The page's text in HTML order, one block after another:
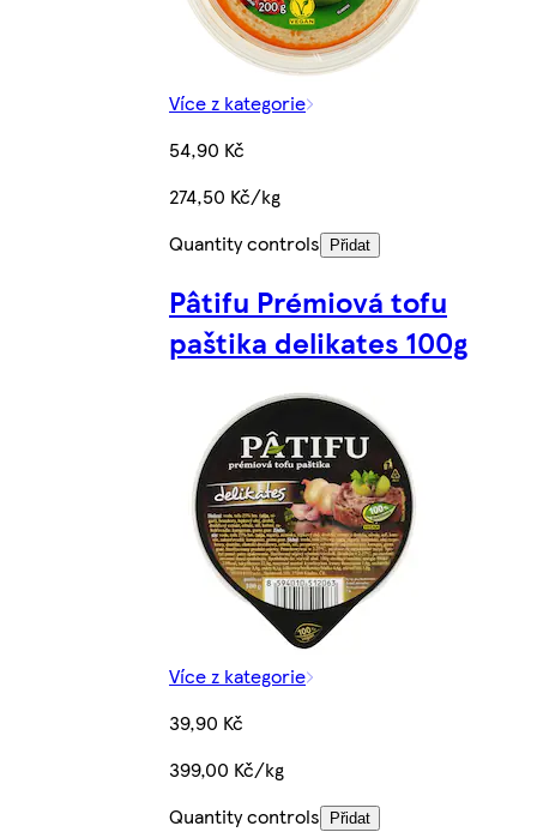
Více z kategorie
54,90 Kč
274,50 Kč/kg
Quantity controls
Přidat
Pâtifu Prémiová tofu
paštika delikates 100g
Více z kategorie
39,90 Kč
399,00 Kč/kg
Quantity controls
Přidat